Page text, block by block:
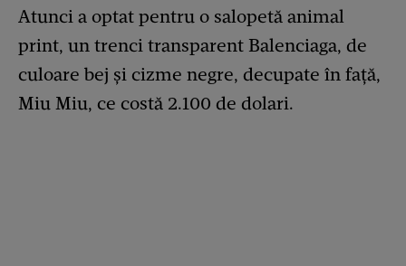
Atunci a optat pentru o salopetă animal
print, un trenci transparent Balenciaga, de
culoare bej și cizme negre, decupate în față,
Miu Miu, ce costă 2.100 de dolari.